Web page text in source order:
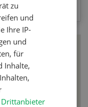
zu
und
Ihre IP-
und
für
Inhalte,
Drittanbieter